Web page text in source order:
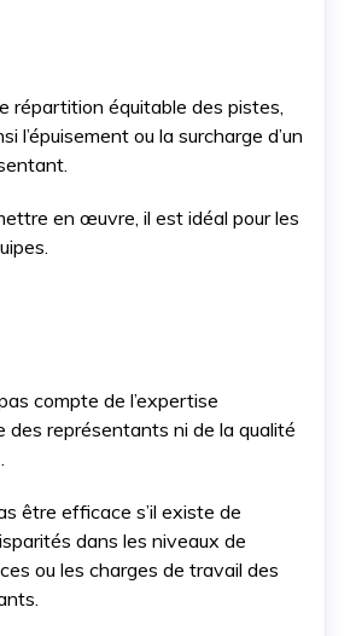
répartition équitable des pistes,
l’épuisement ou la surcharge d’un
en œuvre, il est idéal pour les
compte de l’expertise
des représentants ni de la qualité
être efficace s’il existe de
dans les niveaux de
ou les charges de travail des